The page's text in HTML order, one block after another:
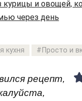
курицы и овощей,
через день
кухня Просто и
рецепт,